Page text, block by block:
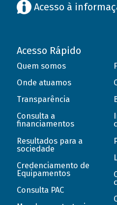
Acesso à
Acesso Rápido
Quem somos
Onde atuamos
Transparência
Consulta a
financiamentos
Resultados para a
sociedade
Credenciamento de
Equipamentos
Consulta PAC